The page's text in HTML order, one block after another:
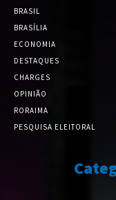
BRASIL
BRASÍLIA
ECONOMIA
DESTAQUES
CHARGES
OPINIÃO
RORAIMA
PESQUISA ELEITORAL